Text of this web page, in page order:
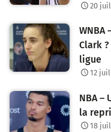
20
WNBA
Clark
ligue
12
NBA –
la
18